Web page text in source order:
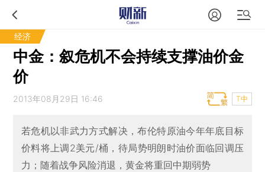
经济
中金：叙危机不会持续支撑油价金
价
2013年08月29日 16:46 T中
若危机以非武力方式解决，布伦特原油今年年底目标
价料将上调2美元/桶，待局势明朗时油价面临回调压
力；随着战争风险消退，黄金将重回中期弱势